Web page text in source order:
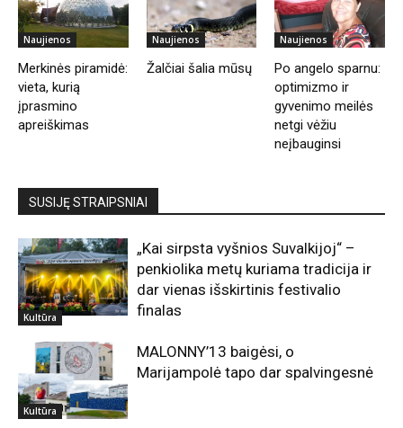
Naujienos
Merkinės piramidė:
vieta, kurią
įprasmino
apreiškimas
Naujienos
Žalčiai šalia mūsų
Naujienos
Po angelo sparnu:
optimizmo ir
gyvenimo meilės
netgi vėžiu
neįbauginsi
SUSIJĘ STRAIPSNIAI
Kultūra
„Kai sirpsta vyšnios Suvalkijoj“ –
penkiolika metų kuriama tradicija ir
dar vienas išskirtinis festivalio
finalas
Kultūra
MALONNY’13 baigėsi, o
Marijampolė tapo dar spalvingesnė